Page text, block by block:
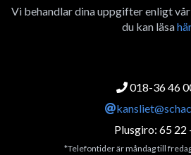
Vi behandlar dina uppgifter enligt
du kan läsahär
018-36 46
Plusgiro: 65 22
*Telefontider är måndag till